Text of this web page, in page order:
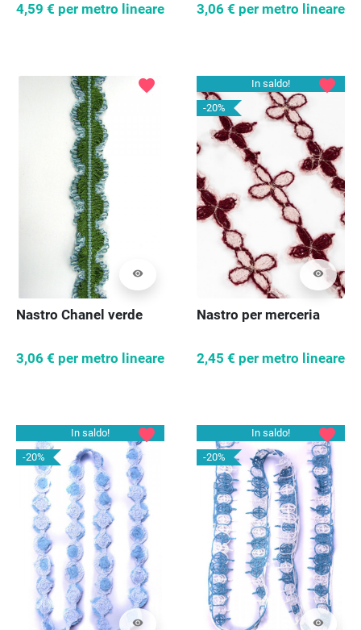
4,59 € per metro lineare 3,06 € per metro lineare
visibility
favorite
Nastro Chanel verde
3,06 € per metro lineare
In saldo!
-20%
visibility
favorite
Nastro per merceria
2,45 € per metro lineare
In saldo!
-20%
visibility
favorite
In saldo!
-20%
visibility
favorite